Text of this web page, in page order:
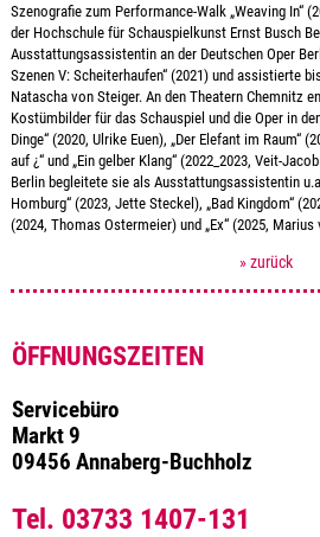
Szenografie zum Performance-Walk „Weaving In“
der Hochschule für Schauspielkunst Ernst Busch
Ausstattungsassistentin an der Deutschen Oper
Szenen V: Scheiterhaufen“ (2021) und assistierte
Natascha von Steiger. An den Theatern Chemnitz
Kostümbilder für das Schauspiel und die Oper in
Dinge“ (2020, Ulrike Euen), „Der Elefant im Raum“
auf ¿“ und „Ein gelber Klang“ (2022_2023, Veit-
Berlin begleitete sie als Ausstattungsassistentin
Homburg“ (2023, Jette Steckel), „Bad Kingdom“
(2024, Thomas Ostermeier) und „Ex“ (2025, Marius
» zurück
ÖFFNUNGSZEITEN
Servicebüro
Markt 9
09456 Annaberg-Buchholz
Tel. 03733 1407-131